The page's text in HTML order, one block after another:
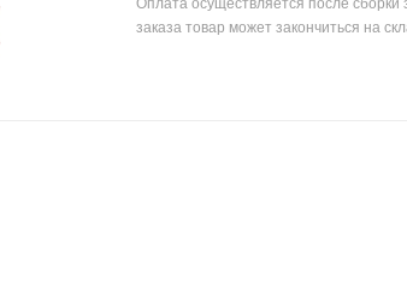
Оплата осуществляется после
заказа товар может закончиться на